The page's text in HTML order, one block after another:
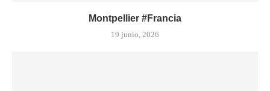
Montpellier #Francia
19 junio, 2026